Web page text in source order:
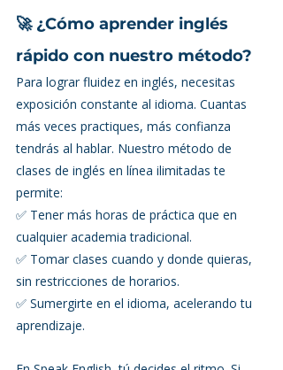
🚀 ¿Cómo aprender inglés
rápido con nuestro método?
Para lograr fluidez en inglés, necesitas
exposición constante al idioma. Cuantas
más veces practiques, más confianza
tendrás al hablar. Nuestro método de
clases de inglés en línea ilimitadas te
permite:
✅ Tener más horas de práctica que en
cualquier academia tradicional.
✅ Tomar clases cuando y donde quieras,
sin restricciones de horarios.
✅ Sumergirte en el idioma, acelerando tu
aprendizaje.